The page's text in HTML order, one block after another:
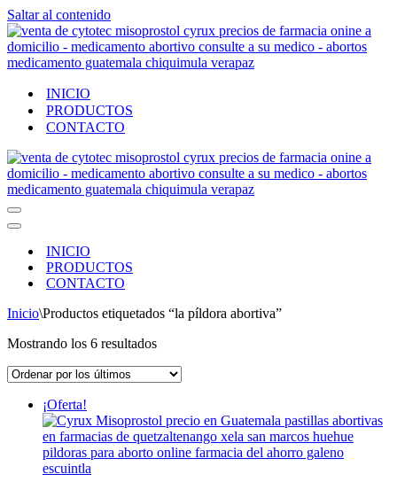
Saltar al contenido
INICIO
PRODUCTOS
CONTACTO
Menú
de
Menú
navegación
INICIO
PRODUCTOS
CONTACTO
Inicio\Productos etiquetados “la píldora abortiva”
Mostrando los 6 resultadosOrdenado
los
¡Oferta!